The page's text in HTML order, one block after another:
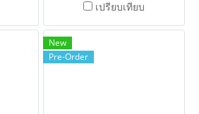
เปรียบเทียบ
New
Pre-Order